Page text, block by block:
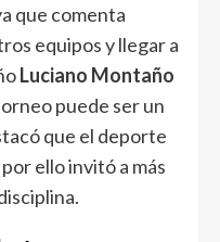
que comenta
equipos y llegar a
Luciano Montaño
puede ser un
que el deporte
ello invitó a más